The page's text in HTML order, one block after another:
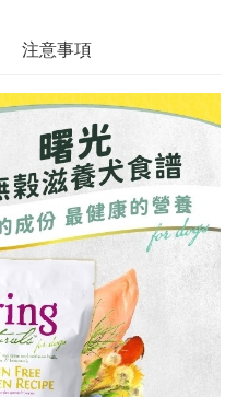
注意事項